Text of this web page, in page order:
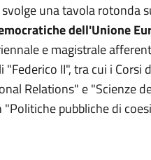
una tavola rotonda
dell'Unione
e magistrale
II", tra cui i
Relations" e "Scienze
pubbliche di